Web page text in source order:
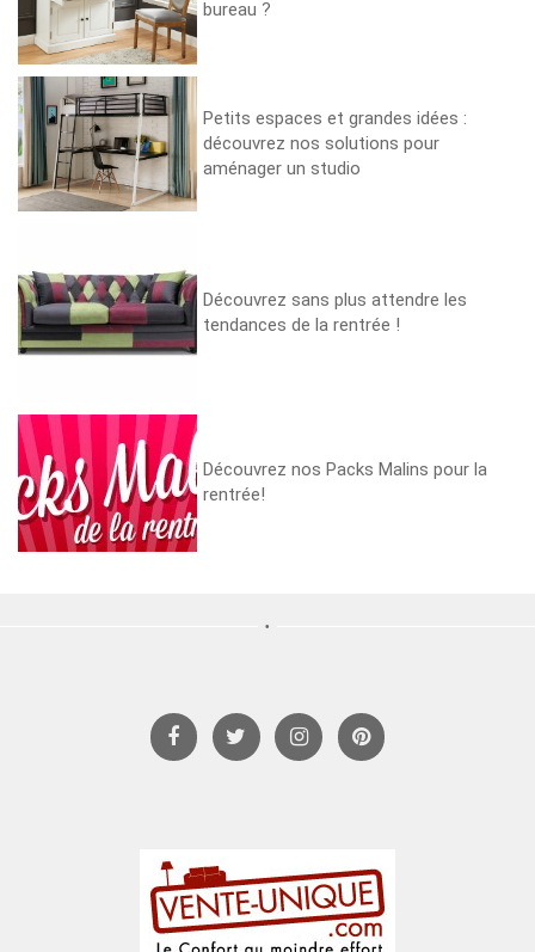
bureau ?
Petits espaces et grandes idées :
découvrez nos solutions pour
aménager un studio
Découvrez sans plus attendre les
tendances de la rentrée !
Découvrez nos Packs Malins pour la
rentrée!